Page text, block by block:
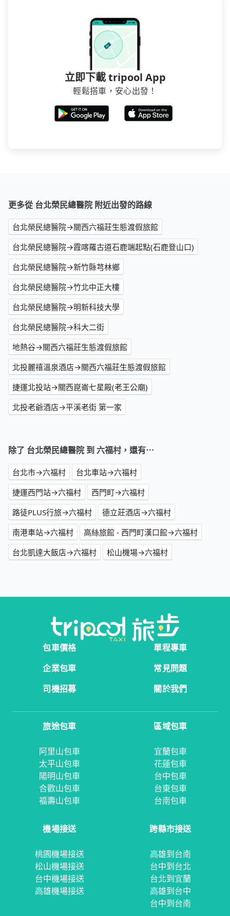
立即下載 tripool App
輕鬆搭車，安心出發！
更多從 台北榮民總醫院 附近出發的路線
台北榮民總醫院→關西六福莊生態渡假旅館
台北榮民總醫院→霞喀羅古道石鹿端起點(石鹿登山口)
台北榮民總醫院→新竹縣芎林鄉
台北榮民總醫院→竹北中正大樓
台北榮民總醫院→明新科技大學
台北榮民總醫院→科大二街
地熱谷→關西六福莊生態渡假旅館
北投麗禧溫泉酒店→關西六福莊生態渡假旅館
捷運北投站→關西崑崙七星殿(老王公廟)
北投老爺酒店→平溪老街 第一家
除了 台北榮民總醫院 到 六福村，還有⋯
台北市→六福村
台北車站→六福村
捷運西門站→六福村
西門町→六福村
路徒PLUS行旅→六福村
德立莊酒店→六福村
南港車站→六福村
高絲旅館 - 西門町漢口館→六福村
台北凱達大飯店→六福村
松山機場→六福村
包車價格
單程專車
企業包車
常見問題
司機招募
關於我們
旅途包車
阿里山包車
太平山包車
陽明山包車
合歡山包車
福壽山包車
區域包車
宜蘭包車
花蓮包車
台中包車
台東包車
台南包車
機場接送
桃園機場接送
松山機場接送
台中機場接送
高雄機場接送
跨縣市接送
高雄到台南
台中到台北
台北到宜蘭
高雄到台中
台中到台南